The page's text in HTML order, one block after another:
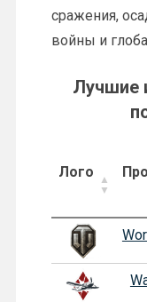
сражения,
войны и
Лучшие
Лого